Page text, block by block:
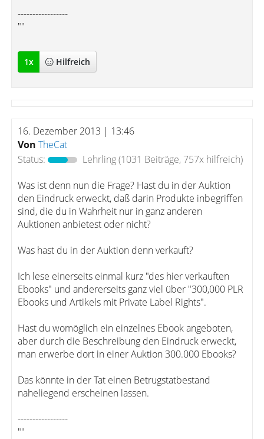
-----------------
""
1x Hilfreich
16. Dezember 2013 | 13:46
Von TheCat
Status:
Lehrling(1031 Beiträge, 757x hilfreich)
Was ist denn nun die Frage? Hast du in der Auktion
den Eindruck erweckt, daß darin Produkte inbegriffen
sind, die du in Wahrheit nur in ganz anderen
Auktionen anbietest oder nicht?
Was hast du in der Auktion denn verkauft?
Ich lese einerseits einmal kurz "des hier verkauften
Ebooks" und andererseits ganz viel über "300,000 PLR
Ebooks und Artikels mit Private Label Rights".
Hast du womöglich ein einzelnes Ebook angeboten,
aber durch die Beschreibung den Eindruck erweckt,
man erwerbe dort in einer Auktion 300.000 Ebooks?
Das könnte in der Tat einen Betrugstatbestand
naheliegend erscheinen lassen.
-----------------
""